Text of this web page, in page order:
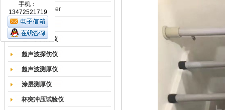
手机：
13472521719
英国Elcometer
耐磨试验机
色差仪光泽仪
超声波探伤仪
超声波测厚仪
涂层测厚仪
杯突冲压试验仪